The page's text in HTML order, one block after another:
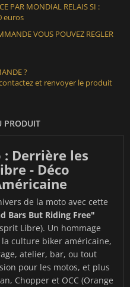
PAR MONDIAL RELAIS SI :
euros
VOUS POUVEZ REGLER
?
et renvoyer le produit
PRODUIT
Derrière les
- Déco
de la moto avec cette
Bars But Riding Free"
Libre). Un hommage
culture biker américaine,
atelier, bar, ou tout
pour les motos, et plus
Chopper et OCC (Orange